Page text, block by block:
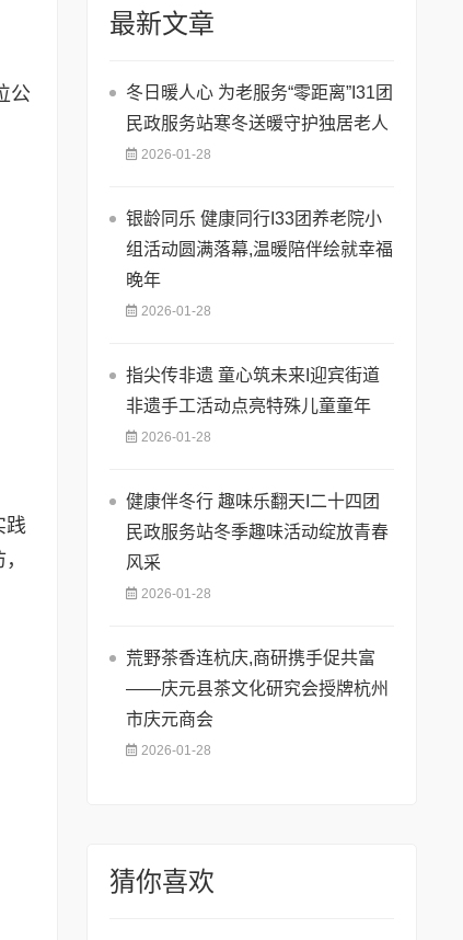
公
践
最新文章
冬日暖人心 为老服务“零距离”I31团
民政服务站寒冬送暖守护独居老人
2026-01-28
银龄同乐 健康同行I33团养老院小
组活动圆满落幕,温暖陪伴绘就幸福
晚年
2026-01-28
指尖传非遗 童心筑未来I迎宾街道
非遗手工活动点亮特殊儿童童年
2026-01-28
健康伴冬行 趣味乐翻天I二十四团
民政服务站冬季趣味活动绽放青春
风采
2026-01-28
荒野茶香连杭庆,商研携手促共富
——庆元县茶文化研究会授牌杭州
市庆元商会
2026-01-28
猜你喜欢